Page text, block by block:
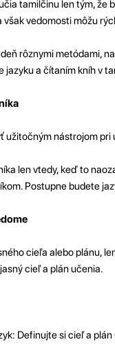
tamilčinu len tým,
vedomosti môžu
rôznymi metódami,
jazyku a čítaním kníh v
užitočným nástrojom pri
len vtedy, keď to
Postupne budete
cieľa alebo plánu,
cieľ a plán učenia.
Definujte si cieľ a